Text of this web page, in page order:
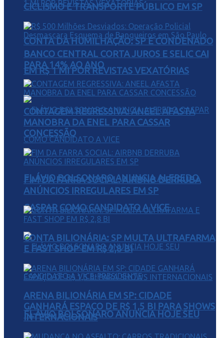
CONTA DA HUMILHAÇÃO: SP É CONDENADO
EM R$ 1 MI POR REVISTAS VEXATÓRIAS
FLÁVIO BOLSONARO ANUNCIA ALFREDO
GASPAR COMO CANDIDATO A VICE
FLÁVIO BOLSONARO ANUNCIA HOJE SEU
CICLISMO E TRANSPORTE PÚBLICO EM SP
BANCO CENTRAL CORTA JUROS E SELIC CAI
PARA 14% AO ANO
CONTAGEM REGRESSIVA: ANEEL AFASTA
MANOBRA DA ENEL PARA CASSAR
CONCESSÃO
FIM DA FARRA SOCIAL: AIRBNB DERRUBA
ANÚNCIOS IRREGULARES EM SP
CONTA BILIONÁRIA: SP MULTA ULTRAFARMA
E FAST SHOP EM R$ 2,8 BI
ARENA BILIONÁRIA EM SP: CIDADE
GANHARÁ ESPAÇO DE R$ 1,5 BI PARA SHOWS
INTERNACIONAIS